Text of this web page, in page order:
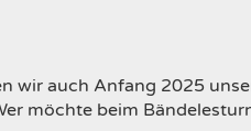
wir auch Anfang 2025
möchte beim